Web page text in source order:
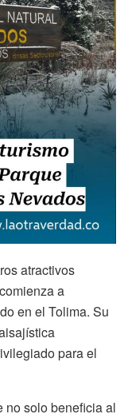
atractivos
a
en el Tolima. Su
para el
no solo beneficia al